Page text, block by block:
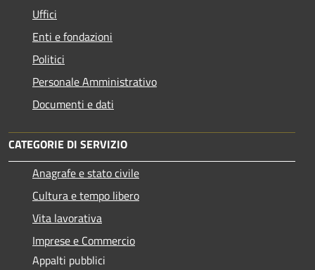
Uffici
Enti e fondazioni
Politici
Personale Amministrativo
Documenti e dati
CATEGORIE DI SERVIZIO
Anagrafe e stato civile
Cultura e tempo libero
Vita lavorativa
Imprese e Commercio
Appalti pubblici